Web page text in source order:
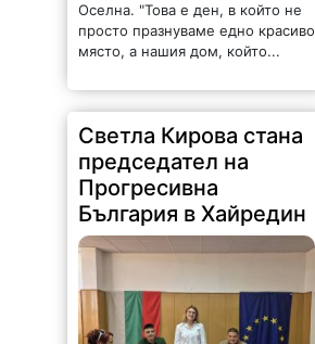
Оселна. "Това е ден, в който не
просто празнуваме едно красиво
място, а нашия дом, който...
Светла Кирова стана
председател на
Прогресивна
България в Хайредин